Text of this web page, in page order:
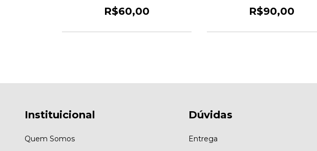
R$60,00 R$90,00
Instituicional
Quem Somos
Dúvidas
Entrega